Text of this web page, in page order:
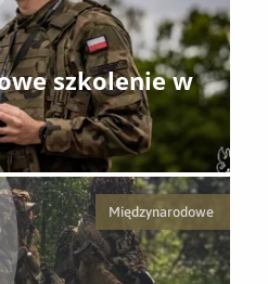
szkolenie w
Międzynarodowe